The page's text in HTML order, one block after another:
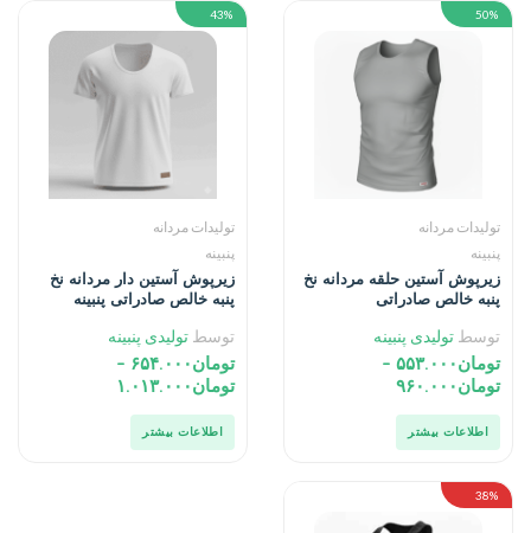
50%
تولیدات مردانه
پنبینه
زیرپوش آستین حلقه مردانه نخ
پنبه خالص صادراتی
توسط تولیدی پنبینه
تومان۵۵۳.۰۰۰ –
تومان۹۶۰.۰۰۰
اطلاعات بیشتر
43%
تولیدات مردانه
پنبینه
زیرپوش آستین دار مردانه نخ
پنبه خالص صادراتی پنبینه
توسط تولیدی پنبینه
تومان۶۵۴.۰۰۰ –
تومان۱.۰۱۳.۰۰۰
اطلاعات بیشتر
38%